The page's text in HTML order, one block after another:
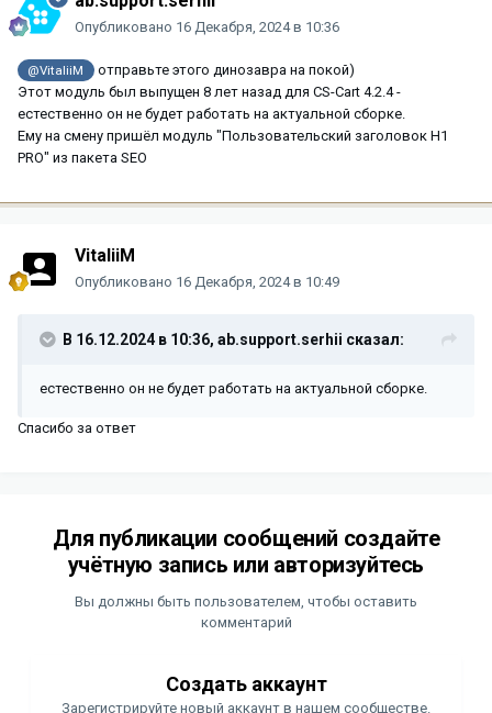
Опубликовано 16 Декабря, 2024 в 10:36
@VitaliiM
отправьте этого динозавра на покой)
Этот модуль был выпущен 8 лет назад для CS-Cart 4.2.4 -
естественно он не будет работать на актуальной сборке.
Ему на смену пришёл модуль "Пользовательский заголовок H1
PRO" из пакета SEO
VitaliiM
Опубликовано 16 Декабря, 2024 в 10:49
В 16.12.2024 в 10:36, ab.support.serhii сказал:
естественно он не будет работать на актуальной сборке.
Спасибо за ответ
Для публикации сообщений создайте
учётную запись или авторизуйтесь
Вы должны быть пользователем, чтобы оставить
комментарий
Создать аккаунт
Зарегистрируйте новый аккаунт в нашем сообществе.